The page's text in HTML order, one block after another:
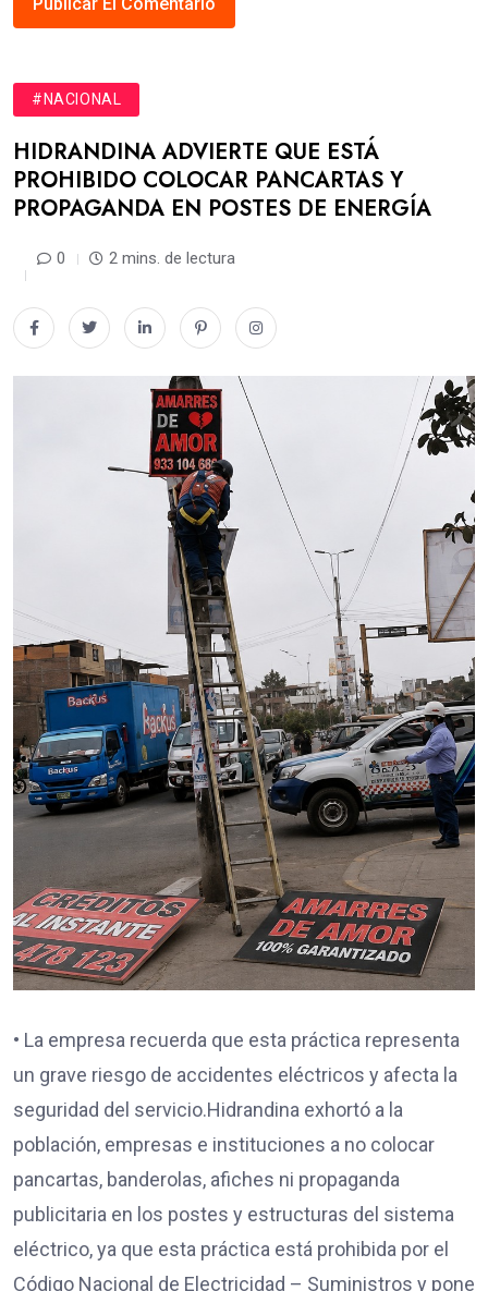
#NACIONAL
HIDRANDINA ADVIERTE QUE ESTÁ
PROHIBIDO COLOCAR PANCARTAS Y
PROPAGANDA EN POSTES DE ENERGÍA
0 2 mins. de lectura
• La empresa recuerda que esta práctica representa
un grave riesgo de accidentes eléctricos y afecta la
seguridad del servicio.Hidrandina exhortó a la
población, empresas e instituciones a no colocar
pancartas, banderolas, afiches ni propaganda
publicitaria en los postes y estructuras del sistema
eléctrico, ya que esta práctica está prohibida por el
Código Nacional de Electricidad – Suministros y pone